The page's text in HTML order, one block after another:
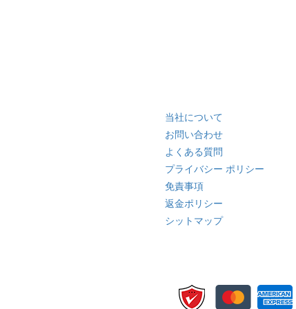
当社について
お問い合わせ
よくある質問
プライバシー ポリシー
免責事項
返金ポリシー
シットマップ